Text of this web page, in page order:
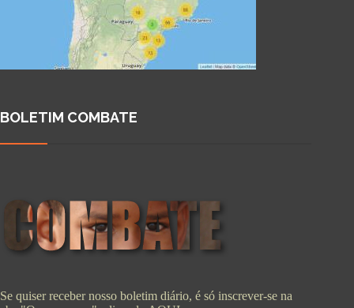
BOLETIM COMBATE
Se quiser receber nosso boletim diário, é só inscrever-se na